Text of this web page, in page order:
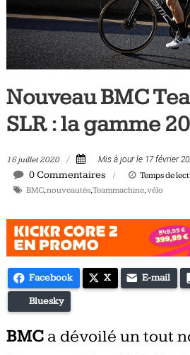
Tous
les
jours,
votre
vélo
et
triathlon
Nouveau BMC
SLR : la gamme
16 juillet 2020 Mis à jour le 17 février
0 Commentaires Temps de
BMC,nouveautés,Teammachine,vélo
Facebook X E-mail
Bluesky
BMCa dévoilé un tout